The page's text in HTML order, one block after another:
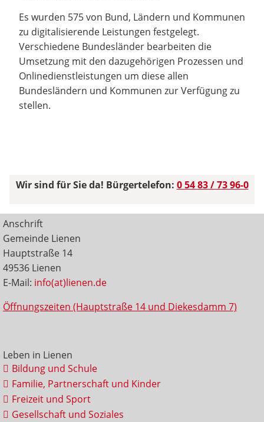
Es wurden 575 von Bund, Ländern und Kommunen
zu digitalisierende Leistungen festgelegt.
Verschiedene Bundesländer bearbeiten die
Umsetzung mit den dazugehörigen Prozessen und
Onlinedienstleistungen um diese allen
Bundesländern und Kommunen zur Verfügung zu
stellen.
Wir sind für Sie da! Bürgertelefon: 0 54 83 / 73 96-0
Anschrift
Gemeinde Lienen
Hauptstraße 14
49536 Lienen
E-Mail: info(at)lienen.de
Öffnungszeiten (Hauptstraße 14 und Diekesdamm 7)
Leben in Lienen
Bildung und Schule
Familie, Partnerschaft und Kinder
Freizeit und Sport
Gesellschaft und Soziales